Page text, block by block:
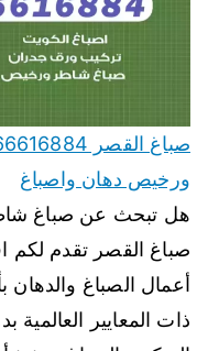
ورخيص دهان واصباغ
هل تبحث عن صباغ
صباغ القصر تقدم لكم
أعمال الصباغ والدهان
ذات المعايير العالمية